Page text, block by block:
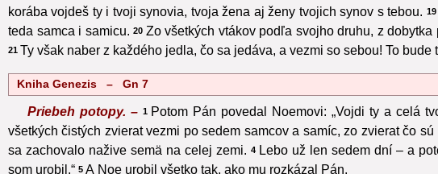
korába vojdeš ty i tvoji synovia, tvoja žena aj ženy tvojich synov s tebou. 19
teda samca i samicu. 20 Zo všetkých vtákov podľa svojho druhu, z
21 Ty však naber z každého jedla, čo sa jedáva, a vezmi so sebou! To bude
Kniha Genezis – Gn 7
Priebeh potopy. –1 Potom Pán povedal Noemovi: „Vojdi ty a celá
všetkých čistých zvierat vezmi po sedem samcov a samíc, zo zvierat čo
sa zachovalo nažive semä na celej zemi. 4 Lebo už len sedem dní – a
som urobil.“ 5 A Noe urobil všetko tak, ako mu rozkázal Pán.